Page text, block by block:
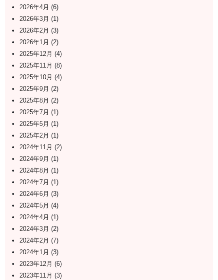
2026年4月 (6)
2026年3月 (1)
2026年2月 (3)
2026年1月 (2)
2025年12月 (4)
2025年11月 (8)
2025年10月 (4)
2025年9月 (2)
2025年8月 (2)
2025年7月 (1)
2025年5月 (1)
2025年2月 (1)
2024年11月 (2)
2024年9月 (1)
2024年8月 (1)
2024年7月 (1)
2024年6月 (3)
2024年5月 (4)
2024年4月 (1)
2024年3月 (2)
2024年2月 (7)
2024年1月 (3)
2023年12月 (6)
2023年11月 (3)